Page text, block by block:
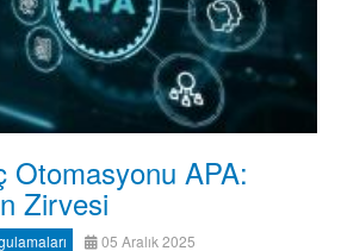
Otomasyonu APA:
Zirvesi
05 Aralık 2025